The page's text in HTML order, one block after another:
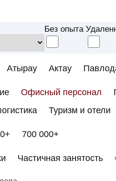
Без опыта
Атырау Актау
Офисный персонал
Туризм и отели
700 000+
Частичная занятость